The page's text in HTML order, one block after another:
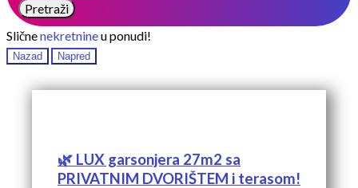
Pretraži
Sličnenekretnineu ponudi!
Nazad Napred
🌿 LUX garsonjera 27m2 sa
PRIVATNIM DVORIŠTEM i terasom!